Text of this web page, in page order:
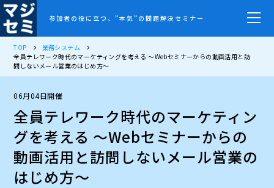
参加者の役に立つ、”本気”の問題解決セミナー
TOP
業務システム
全員テレワーク時代のマーケティングを考える ～Webセミナーからの動画活用と訪
問しないメール営業のはじめ方～
06月04日開催
全員テレワーク時代のマーケティン
グを考える ～Webセミナーからの
動画活用と訪問しないメール営業の
はじめ方～